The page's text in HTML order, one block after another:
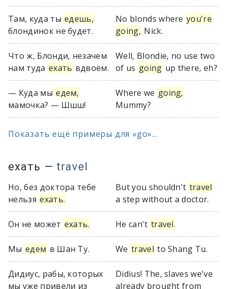
Там, куда ты едешь,
блондинок не будет.
No blonds where you're
going, Nick.
Что ж, Блонди, незачем
нам туда ехать вдвоём.
Well, Blondie, no use two
of us going up there, eh?
— Куда мы едем,
мамочка? — Шшш!
Where we going,
Mummy?
Показать ещё примеры для «go»...
ехать — travel
Но, без доктора тебе
нельзя ехать.
But you shouldn't travel
a step without a doctor.
Он не может ехать. He can't travel.
Мы едем в Шан Ту. We travel to Shang Tu.
Дидиус, рабы, которых
мы уже привели из
Didius! The, slaves we've
already brought from